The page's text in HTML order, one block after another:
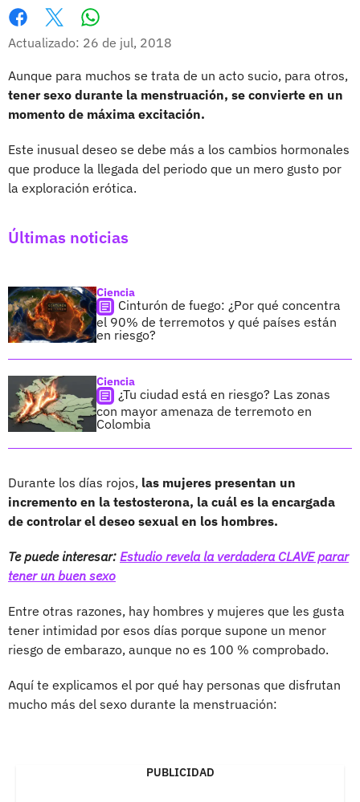
Facebook
X
Actualizado: 26 de jul, 2018
Aunque para muchos se trata de un acto sucio, para otros,
tener sexo durante la menstruación, se convierte en un
momento de máxima excitación.
Este inusual deseo se debe más a los cambios hormonales
que produce la llegada del periodo que un mero gusto por
la exploración erótica.
Últimas noticias
Ciencia
Cinturón de fuego: ¿Por qué concentra
el 90% de terremotos y qué países están
en riesgo?
Ciencia
¿Tu ciudad está en riesgo? Las zonas
con mayor amenaza de terremoto en
Colombia
Durante los días rojos, las mujeres presentan un
incremento en la testosterona, la cuál es la encargada
de controlar el deseo sexual en los hombres.
Te puede interesar: Estudio revela la verdadera CLAVE parar
tener un buen sexo
Entre otras razones, hay hombres y mujeres que les gusta
tener intimidad por esos días porque supone un menor
riesgo de embarazo, aunque no es 100 % comprobado.
Aquí te explicamos el por qué hay personas que disfrutan
mucho más del sexo durante la menstruación:
PUBLICIDAD